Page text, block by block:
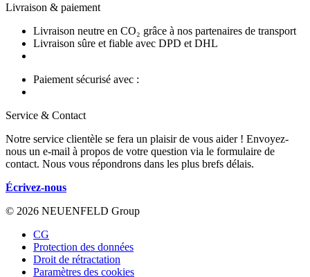
Livraison & paiement
Livraison neutre en CO₂ grâce à nos partenaires de transport
Livraison sûre et fiable avec DPD et DHL
Paiement sécurisé avec :
Service & Contact
Notre service clientèle se fera un plaisir de vous aider ! Envoyez-
nous un e-mail à propos de votre question via le formulaire de
contact. Nous vous répondrons dans les plus brefs délais.
Écrivez-nous
© 2026 NEUENFELD Group
CG
Protection des données
Droit de rétractation
Paramètres des cookies